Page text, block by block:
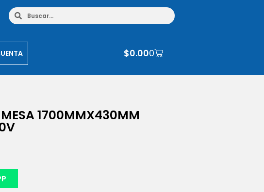
$0.000
1700MMX430MM